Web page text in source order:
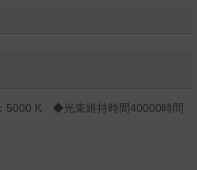
K ◆光束維持時間40000時間